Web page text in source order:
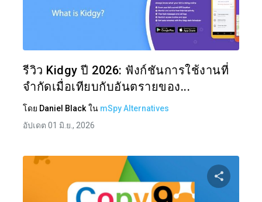
แบ่งปั
รีวิว Kidgy ปี 2026: ฟังก์ชันการใช้งานที่
จำกัดเมื่อเทียบกับอันตรายของ...
โดย Daniel Black ใน mSpy Alternatives
อัปเดต 01 มิ.ย., 2026